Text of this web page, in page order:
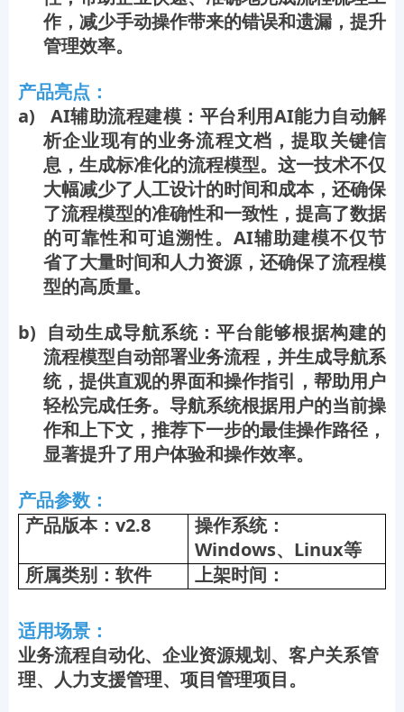
作，减少手动操作带来的错误和遗漏，提升
管理效率。
产品亮点：
a) AI辅助流程建模：平台利用AI能力自动解
析企业现有的业务流程文档，提取关键信
息，生成标准化的流程模型。这一技术不仅
大幅减少了人工设计的时间和成本，还确保
了流程模型的准确性和一致性，提高了数据
的可靠性和可追溯性。AI辅助建模不仅节
省了大量时间和人力资源，还确保了流程模
型的高质量。
b) 自动生成导航系统：平台能够根据构建的
流程模型自动部署业务流程，并生成导航系
统，提供直观的界面和操作指引，帮助用户
轻松完成任务。导航系统根据用户的当前操
作和上下文，推荐下一步的最佳操作路径，
显著提升了用户体验和操作效率。
产品参数：
产品版本：v2.8
操作系统：
Windows、Linux等
所属类别：软件
上架时间：
适用场景：
业务流程自动化、企业资源规划、客户关系管
理、人力支援管理、项目管理项目。